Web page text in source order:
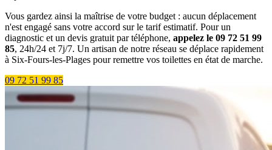
Vous gardez ainsi la maîtrise de votre budget : aucun déplacement
n'est engagé sans votre accord sur le tarif estimatif. Pour un
diagnostic et un devis gratuit par téléphone, appelez le 09 72 51 99
85, 24h/24 et 7j/7. Un artisan de notre réseau se déplace rapidement
à Six-Fours-les-Plages pour remettre vos toilettes en état de marche.
09 72 51 99 85